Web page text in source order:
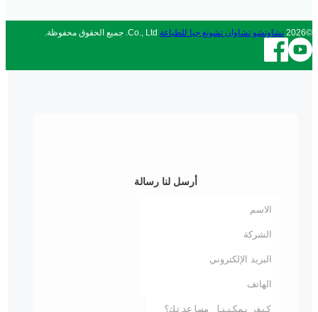
©2026 تشاوتشو تشاوان تشونغ جيا للطباعة
أرسل لنا رسالة